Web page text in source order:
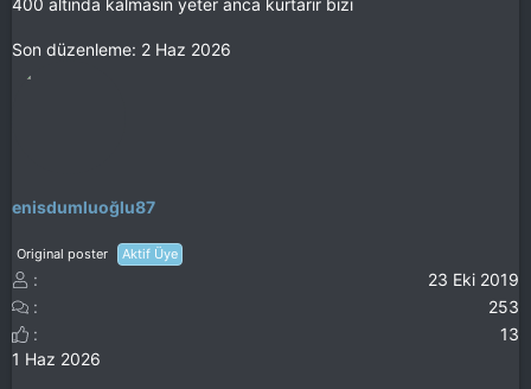
Son düzenleme: 2 Haz 2026
enisdumluoğlu87
Original poster Aktif Üye
23 Eki 2019
253
13
1 Haz 2026